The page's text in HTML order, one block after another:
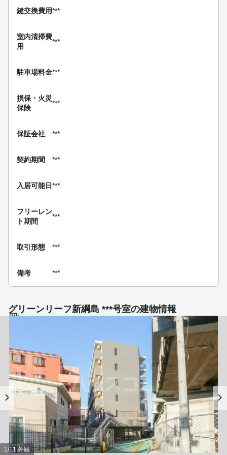
鍵交換費用***
室内清掃費
用
***
駐車場料金***
損保・ 火災
保険
***
保証会社 ***
契約期間 ***
入居可能日***
フリーレン
ト期間
***
取引形態 ***
備考 ***
グリーンリーフ新綱島 ***号室の建物情報
1/11 外観